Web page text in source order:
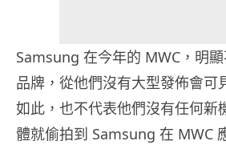
Samsung 在今年的 MWC，明
品牌，從他們沒有大型發佈會可
如此，也不代表他們沒有任何新
體就偷拍到 Samsung 在 MWC